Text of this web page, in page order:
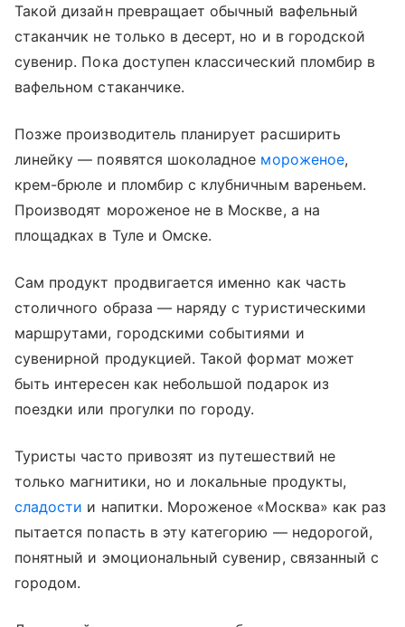
Такой дизайн превращает обычный вафельный
стаканчик не только в десерт, но и в городской
сувенир. Пока доступен классический пломбир в
вафельном стаканчике.
Позже производитель планирует расширить
линейку — появятся шоколадное мороженое,
крем-брюле и пломбир с клубничным вареньем.
Производят мороженое не в Москве, а на
площадках в Туле и Омске.
Сам продукт продвигается именно как часть
столичного образа — наряду с туристическими
маршрутами, городскими событиями и
сувенирной продукцией. Такой формат может
быть интересен как небольшой подарок из
поездки или прогулки по городу.
Туристы часто привозят из путешествий не
только магнитики, но и локальные продукты,
сладости и напитки. Мороженое «Москва» как раз
пытается попасть в эту категорию — недорогой,
понятный и эмоциональный сувенир, связанный с
городом.